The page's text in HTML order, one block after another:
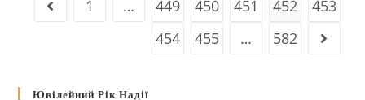
1 … 449 450 451 452
453
454
455 … 582
Ювілейний Рік Надії